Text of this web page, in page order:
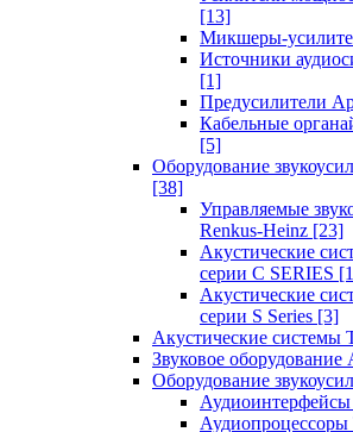
[13]
Микшеры-
Источники
[1]
Предусилители
Кабельные
[5]
Оборудование
[38]
Управляемые
Renkus-Heinz [23]
Акустические
серии C SERIES
Акустические
серии S Series [3]
Акустические системы
Звуковое оборудование
Оборудование
Аудиопроцессоры